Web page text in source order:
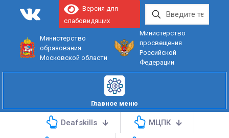
Министерство
образования
Московской области
Министерство
просвещения
Российской
Федерации
Версия для
слабовидящих
Главное меню
Deafskills МЦПК